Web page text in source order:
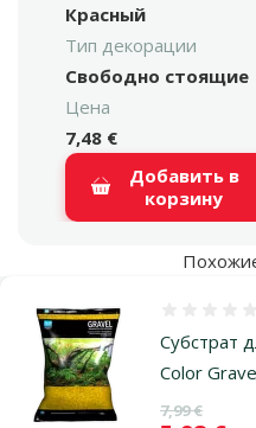
Красный
Тип декорации
Свободно стоящие
Цена
7,48 €
Добавить в
корзину
Субстрат
Color
Исходная
7,99 €